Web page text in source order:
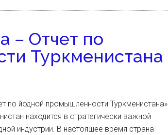
– Отчет по
Туркменистана
по йодной промышленности Туркменистана»
находится в стратегически важной
индустрии. В настоящее время страна